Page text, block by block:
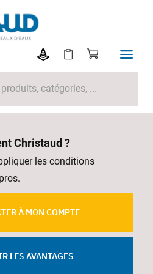
Christaud ?
les conditions
À MON COMPTE
LES AVANTAGES